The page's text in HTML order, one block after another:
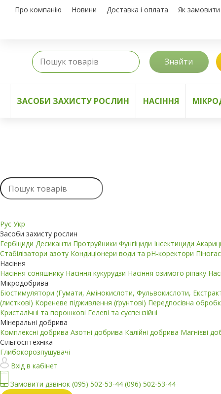
Про компанію Новини Доставка і оплата Як замовити
Знайти
ЗАСОБИ ЗАХИСТУ РОСЛИН НАСІННЯ
Рус Укр
Засоби захисту рослин
Гербіциди Десиканти Протруйники Фунгіциди Інсектициди
Стабілізатори азоту Кондиціонери води та pH-коректори
Насіння
Насіння соняшнику Насіння кукурудзи Насіння озимого ріпаку
Мікродобрива
Біостимулятори (Гумати, Амінокислоти, Фульвокислоти,
(листкові) Кореневе підживлення (ґрунтові) Передпосівна
Кристалічні та порошкові Гелеві та суспензійні
Мінеральні добрива
Комплексні добрива Азотні добрива Калійні добрива Магнієві
Сільгосптехніка
Глибокорозпушувачі
Вхід в кабінет
Замовити дзвінок (095) 502-53-44 (096) 502-53-44